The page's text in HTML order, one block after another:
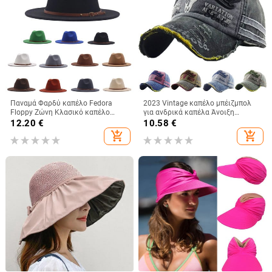
Παναμά Φαρδύ καπέλο Fedora
Floppy Ζώνη Κλασικό καπέλο
μάλλινη πόρπη Γυναικεία καπέλα
12.20 €
add_shopping_cart
2023 Vintage καπέλο μπέιζμπολ
για ανδρικά καπέλα Άνοιξη
Καλοκαίρι Ανδρικά καπέλα
μάρκας Γυναικεία βαμβακερά
γκολφ Μαύρο Trucker Fishing
10.58 €
add_shopping_cart